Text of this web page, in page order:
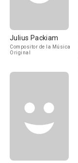
Julius Packiam
Compositor de la Música
Original